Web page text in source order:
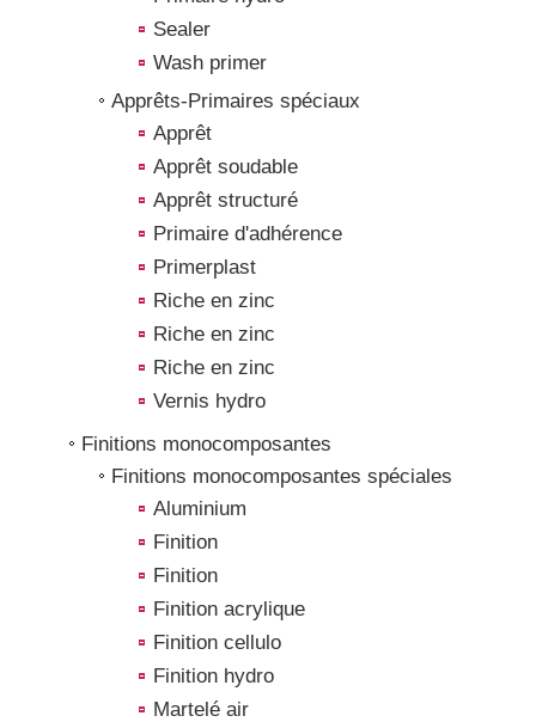
Sealer
Wash primer
Apprêts-Primaires spéciaux
Apprêt
Apprêt soudable
Apprêt structuré
Primaire d'adhérence
Primerplast
Riche en zinc
Riche en zinc
Riche en zinc
Vernis hydro
Finitions monocomposantes
Finitions monocomposantes spéciales
Aluminium
Finition
Finition
Finition acrylique
Finition cellulo
Finition hydro
Martelé air